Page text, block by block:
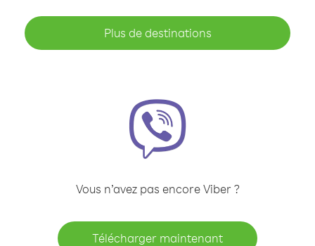
Plus de destinations
Vous n’avez pas encore Viber ?
Télécharger maintenant